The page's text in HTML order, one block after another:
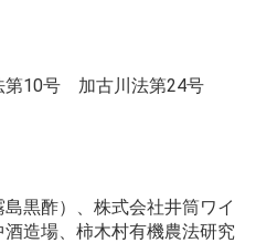
第10号 加古川法第24号
黒酢）、株式会社井筒ワイ
造場、柿木村有機農法研究